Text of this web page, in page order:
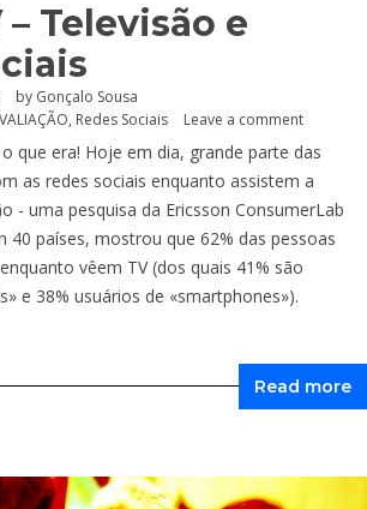
Televisão e
by Gonçalo Sousa
, Redes Sociais Leave a comment
que era! Hoje em dia, grande parte das
as redes sociais enquanto assistem a
- uma pesquisa da Ericsson ConsumerLab
40 países, mostrou que 62% das pessoas
vêem TV (dos quais 41% são
e 38% usuários de «smartphones»).
Read more